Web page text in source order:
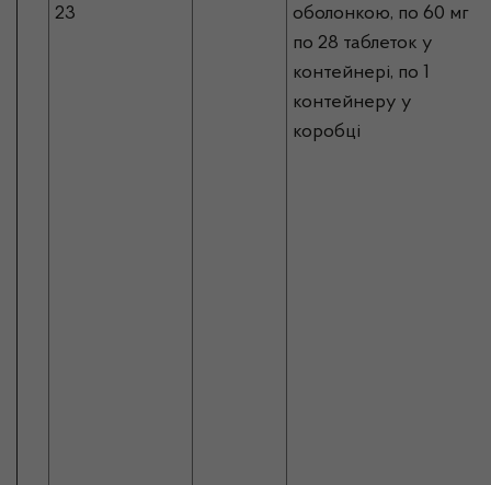
23
оболонкою, по 60 мг
по 28 таблеток у
контейнері, по 1
контейнеру у
коробці